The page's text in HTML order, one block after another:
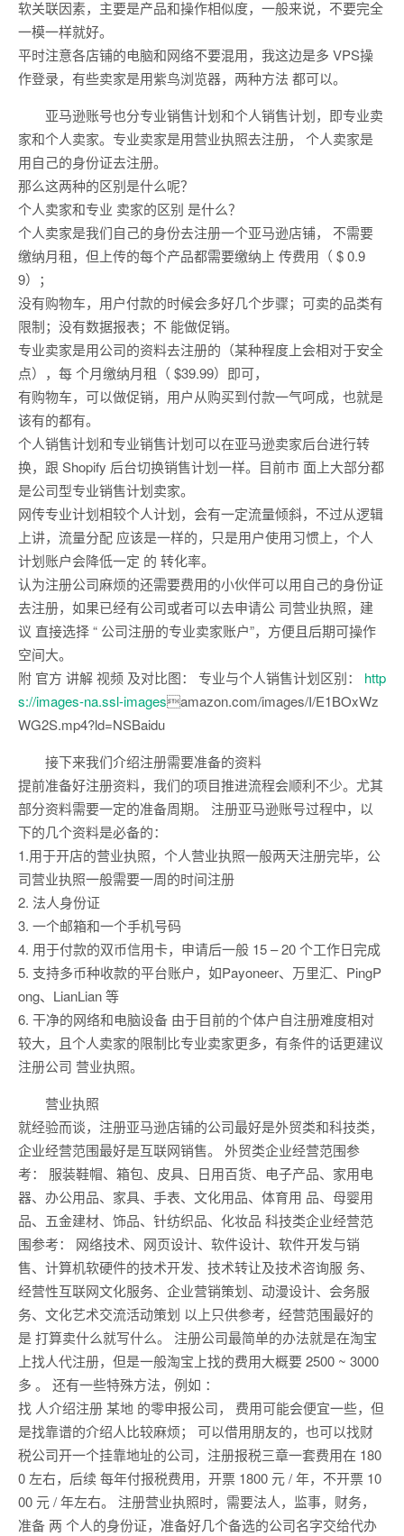
软关联因素，主要是产品和操作相似度，一般来说，不要完全
一模一样就好。
平时注意各店铺的电脑和网络不要混用，我这边是多 VPS操
作登录，有些卖家是用紫鸟浏览器，两种方法 都可以。
亚马逊账号也分专业销售计划和个人销售计划，即专业卖
家和个人卖家。专业卖家是用营业执照去注册， 个人卖家是
用自己的身份证去注册。
那么这两种的区别是什么呢？
个人卖家和专业 卖家的区别 是什么？
个人卖家是我们自己的身份去注册一个亚马逊店铺， 不需要
缴纳月租，但上传的每个产品都需要缴纳上 传费用（ $ 0.9
9）；
没有购物车，用户付款的时候会多好几个步骤；可卖的品类有
限制；没有数据报表；不 能做促销。
专业卖家是用公司的资料去注册的（某种程度上会相对于安全
点），每 个月缴纳月租（ $39.99）即可，
有购物车，可以做促销，用户从购买到付款一气呵成，也就是
该有的都有。
个人销售计划和专业销售计划可以在亚马逊卖家后台进行转
换，跟 Shopify 后台切换销售计划一样。目前市 面上大部分都
是公司型专业销售计划卖家。
网传专业计划相较个人计划，会有一定流量倾斜，不过从逻辑
上讲，流量分配 应该是一样的，只是用户使用习惯上，个人
计划账户会降低一定 的 转化率。
认为注册公司麻烦的还需要费用的小伙伴可以用自己的身份证
去注册，如果已经有公司或者可以去申请公 司营业执照，建
议 直接选择 “ 公司注册的专业卖家账户”，方便且后期可操作
空间大。
附 官方 讲解 视频 及对比图： 专业与个人销售计划区别： http
s://images-na.ssl-imagesamazon.com/images/I/E1BOxWz
WG2S.mp4?ld=NSBaidu
接下来我们介绍注册需要准备的资料
提前准备好注册资料，我们的项目推进流程会顺利不少。尤其
部分资料需要一定的准备周期。 注册亚马逊账号过程中，以
下的几个资料是必备的：
1.用于开店的营业执照，个人营业执照一般两天注册完毕，公
司营业执照一般需要一周的时间注册
2. 法人身份证
3. 一个邮箱和一个手机号码
4. 用于付款的双币信用卡，申请后一般 15 – 20 个工作日完成
5. 支持多币种收款的平台账户，如Payoneer、万里汇、PingP
ong、LianLian 等
6. 干净的网络和电脑设备 由于目前的个体户自注册难度相对
较大，且个人卖家的限制比专业卖家更多，有条件的话更建议
注册公司 营业执照。
营业执照
就经验而谈，注册亚马逊店铺的公司最好是外贸类和科技类，
企业经营范围最好是互联网销售。 外贸类企业经营范围参
考： 服装鞋帽、箱包、皮具、日用百货、电子产品、家用电
器、办公用品、家具、手表、文化用品、体育用 品、母婴用
品、五金建材、饰品、针纺织品、化妆品 科技类企业经营范
围参考： 网络技术、网页设计、软件设计、软件开发与销
售、计算机软硬件的技术开发、技术转让及技术咨询服 务、
经营性互联网文化服务、企业营销策划、动漫设计、会务服
务、文化艺术交流活动策划 以上只供参考，经营范围最好的
是 打算卖什么就写什么。 注册公司最简单的办法就是在淘宝
上找人代注册，但是一般淘宝上找的费用大概要 2500 ~ 3000
多 。 还有一些特殊方法，例如 ：
找 人介绍注册 某地 的零申报公司， 费用可能会便宜一些，但
是找靠谱的介绍人比较麻烦； 可以借用朋友的，也可以找财
税公司开一个挂靠地址的公司，注册报税三章一套费用在 180
0 左右，后续 每年付报税费用，开票 1800 元 / 年，不开票 10
00 元 / 年左右。 注册营业执照时，需要法人，监事，财务，
准备 两 个人的身份证，准备好几个备选的公司名字交给代办